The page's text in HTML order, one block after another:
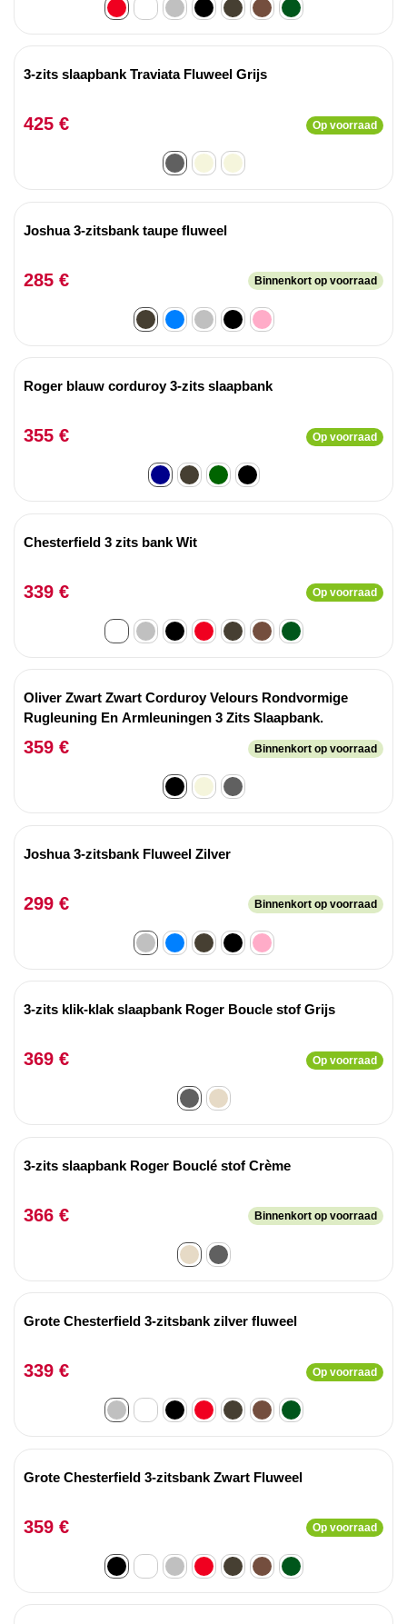
3-zits slaapbank Traviata Fluweel Grijs
425 € Op voorraad
Joshua 3-zitsbank taupe fluweel
285 € Binnenkort op voorraad
Roger blauw corduroy 3-zits slaapbank
355 € Op voorraad
Chesterfield 3 zits bank Wit
339 € Op voorraad
Oliver Zwart Zwart Corduroy Velours Rondvormige
Rugleuning En Armleuningen 3 Zits Slaapbank.
359 € Binnenkort op voorraad
Joshua 3-zitsbank Fluweel Zilver
299 € Binnenkort op voorraad
3-zits klik-klak slaapbank Roger Boucle stof Grijs
369 € Op voorraad
3-zits slaapbank Roger Bouclé stof Crème
366 € Binnenkort op voorraad
Grote Chesterfield 3-zitsbank zilver fluweel
339 € Op voorraad
Grote Chesterfield 3-zitsbank Zwart Fluweel
359 € Op voorraad